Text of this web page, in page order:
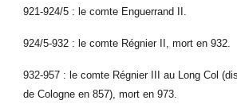
921-924/5 : le comte Enguerrand II.
924/5-932 : le comte Régnier II, mort en 932.
932-957 : le comte Régnier III au Long Col
de Cologne en 857), mort en 973.